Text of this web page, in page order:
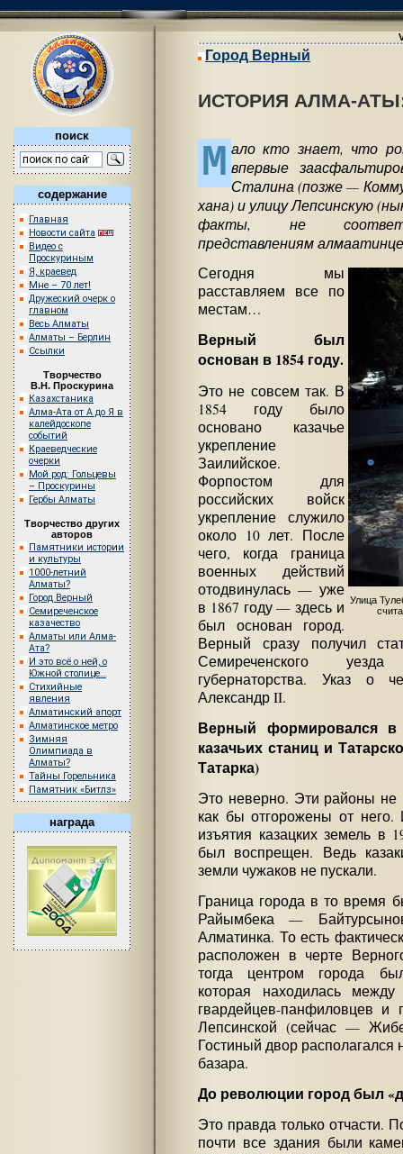
поиск
содержание
Главная
Новости сайта
Видео с
Проскуриным
Я, краевед
Мне – 70 лет!
Дружеский очерк о
главном
Весь Алматы
Алматы – Берлин
Ссылки
Творчество
В.Н. Проскурина
Казахстаника
Алма-Ата от А до Я в
калейдоскопе
событий
Краеведческие
очерки
Мой род: Гольцевы
– Проскурины
Гербы Алматы
Творчество других
авторов
Памятники истории
и культуры
1000-летний
Алматы?
Город Верный
Семиреченское
казачество
Алматы или Алма-
Ата?
И это всё о ней, о
Южной столице…
Стихийные
явления
Алматинский апорт
Алматинское метро
Зимняя
Олимпиада в
Алматы?
Тайны Горельника
Памятник «Битлз»
награда
Город Верный
ИСТОРИЯ АЛМА-
М ало кто знает, что
впервые
Сталина (позже —
хана) и улицу Лепсинскую
факты, не
представлениям
Улица
Сегодня мы
расставляем все по
местам…
Верный был
основан в 1854 году.
Это не совсем так. В
1854 году было
основано казачье
укрепление
Заилийское.
Форпостом для
российских войск
укрепление служило
около 10 лет. После
чего, когда граница
военных действий
отодвинулась — уже
в 1867 году — здесь и
был основан город.
Верный сразу получил
Семиреченского уезда
губернаторства. Указ о
Александр II.
Верный формировался
казачьих станиц и
Татарка)
Это неверно. Эти районы не
как бы отгорожены от
изъятия казацких земель в
был воспрещен. Ведь
земли чужаков не пускали.
Граница города в то время
Райымбека —
Алматинка. То есть
расположен в черте
тогда центром города
которая находилась
гвардейцев-панфиловцев и
Лепсинской (сейчас —
Гостиный двор располагался
базара.
До революции город был
Это правда только отчасти.
почти все здания были